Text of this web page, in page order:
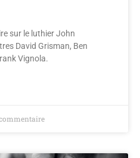
sur le luthier John
David Grisman, Ben
Vignola.